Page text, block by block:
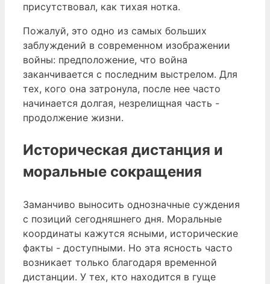
присутствовал, как тихая нотка.
Пожалуй, это одно из самых больших
заблуждений в современном изображении
войны: предположение, что война
заканчивается с последним выстрелом. Для
тех, кого она затронула, после нее часто
начинается долгая, незрелищная часть -
продолжение жизни.
Историческая дистанция и
моральные сокращения
Заманчиво выносить однозначные суждения
с позиций сегодняшнего дня. Моральные
координаты кажутся ясными, исторические
факты - доступными. Но эта ясность часто
возникает только благодаря временной
дистанции. У тех, кто находится в гуще